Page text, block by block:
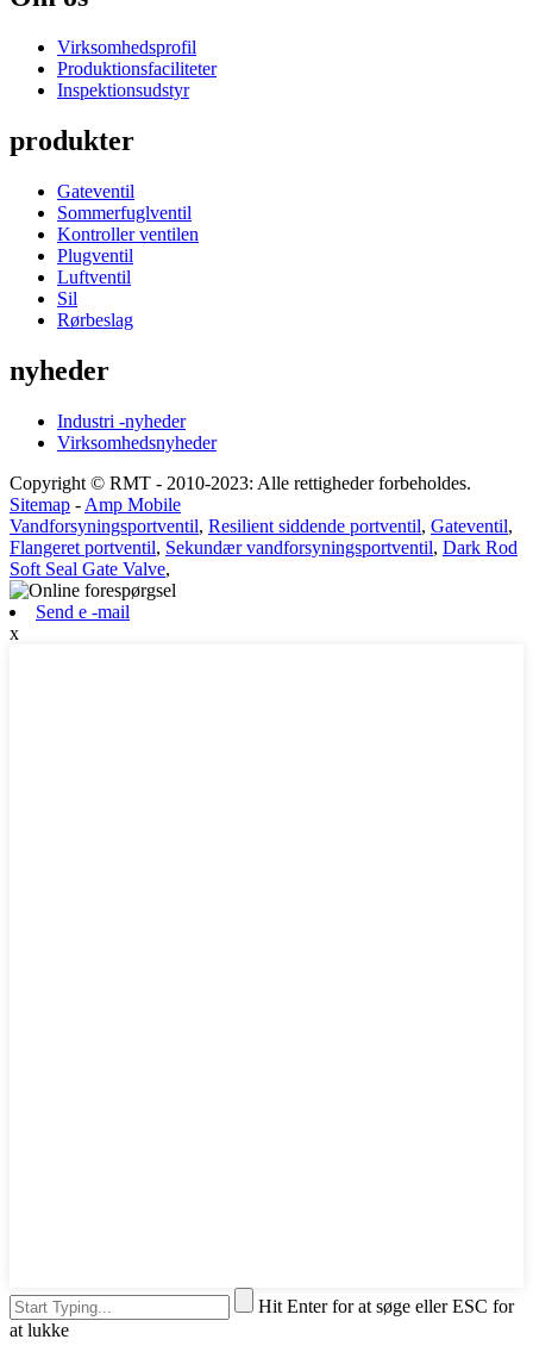
Virksomhedsprofil
Produktionsfaciliteter
Inspektionsudstyr
produkter
Gateventil
Sommerfuglventil
Kontroller ventilen
Plugventil
Luftventil
Sil
Rørbeslag
nyheder
Industri -nyheder
Virksomhedsnyheder
Copyright © RMT - 2010-2023: Alle rettigheder forbeholdes.
Sitemap - Amp Mobile
Vandforsyningsportventil, Resilient siddende portventil, Gateventil,
Flangeret portventil, Sekundær vandforsyningsportventil, Dark Rod
Soft Seal Gate Valve,
Send e -mail
x
Hit Enter for at søge eller ESC for
at lukke